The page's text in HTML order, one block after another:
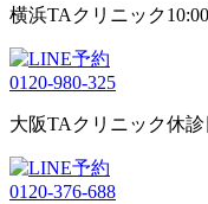
横浜TAクリニック
0120-980-325
大阪TAクリニック休診
0120-376-688